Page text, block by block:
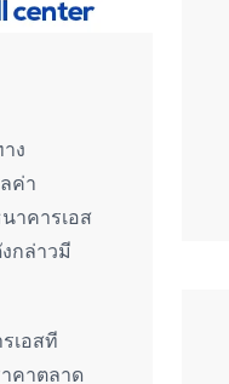
ง
ค่า
าคารเอส
กล่าวมี
เอสที
คาตลาด